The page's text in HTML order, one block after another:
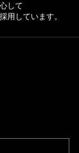
して
用しています。